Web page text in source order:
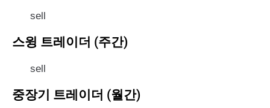
sell
스윙 트레이더 (주간)
sell
중장기 트레이더 (월간)